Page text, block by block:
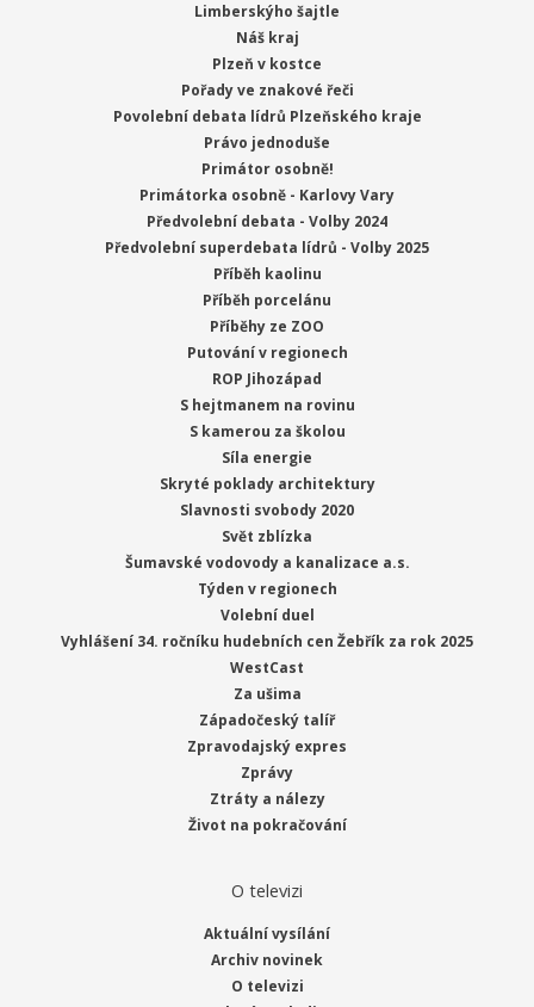
Limberskýho šajtle
Náš kraj
Plzeň v kostce
Pořady ve znakové řeči
Povolební debata lídrů Plzeňského kraje
Právo jednoduše
Primátor osobně!
Primátorka osobně - Karlovy Vary
Předvolební debata - Volby 2024
Předvolební superdebata lídrů - Volby 2025
Příběh kaolinu
Příběh porcelánu
Příběhy ze ZOO
Putování v regionech
ROP Jihozápad
S hejtmanem na rovinu
S kamerou za školou
Síla energie
Skryté poklady architektury
Slavnosti svobody 2020
Svět zblízka
Šumavské vodovody a kanalizace a.s.
Týden v regionech
Volební duel
Vyhlášení 34. ročníku hudebních cen Žebřík za rok 2025
WestCast
Za ušima
Západočeský talíř
Zpravodajský expres
Zprávy
Ztráty a nálezy
Život na pokračování
O televizi
Aktuální vysílání
Archiv novinek
O televizi